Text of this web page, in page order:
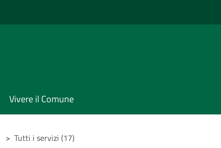
Vivere il Comune
> Tutti i servizi (17)